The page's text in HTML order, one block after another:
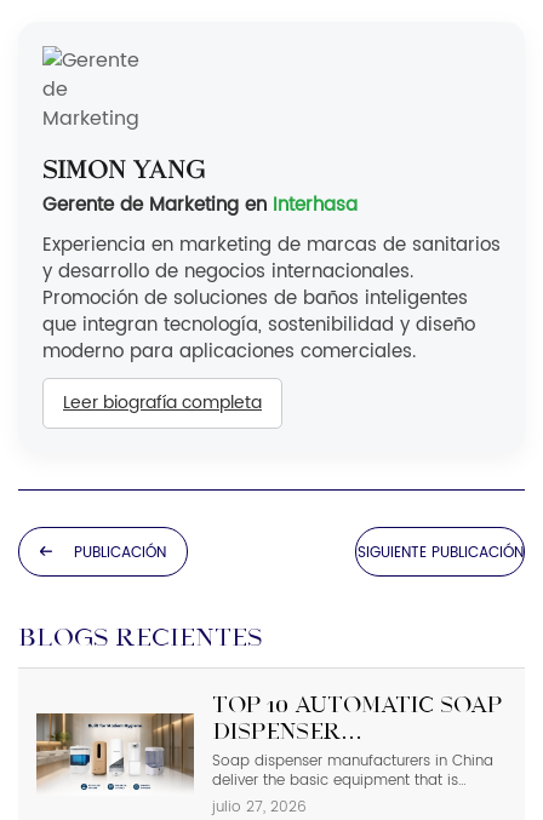
Simón Yang
Gerente de Marketing en Interhasa
Experiencia en marketing de marcas de sanitarios
y desarrollo de negocios internacionales.
Promoción de soluciones de baños inteligentes
que integran tecnología, sostenibilidad y diseño
moderno para aplicaciones comerciales.
Leer biografía completa
PUBLICACIÓN SIGUIENTE PUBLICACIÓN
BLOGS RECIENTES
Top 10 Automatic Soap
Dispenser
Manufacturers in
China
Soap dispenser manufacturers in China
deliver the basic equipment that is
needed in modern commercial
julio 27, 2026